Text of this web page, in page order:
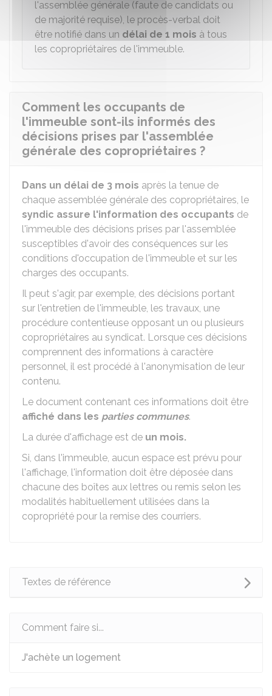
l'assemblée générale (faute de candidats ou
de majorité requise), le procès-verbal doit
être notifié dans un délai de 1 mois à tous
les copropriétaires de l'immeuble.
Comment les occupants de
l'immeuble sont-ils informés des
décisions prises par l'assemblée
générale des copropriétaires ?
Dans un délai de 3 mois après la tenue de
chaque assemblée générale des copropriétaires, le
syndic assure l'information des occupants de
l'immeuble des décisions prises par l'assemblée
susceptibles d'avoir des conséquences sur les
conditions d'occupation de l'immeuble et sur les
charges des occupants.
Il peut s'agir, par exemple, des décisions portant
sur l'entretien de l'immeuble, les travaux, une
procédure contentieuse opposant un ou plusieurs
copropriétaires au syndicat. Lorsque ces décisions
comprennent des informations à caractère
personnel, il est procédé à l'anonymisation de leur
contenu.
Le document contenant ces informations doit être
affiché dans les parties communes.
La durée d'affichage est de un mois.
Si, dans l'immeuble, aucun espace est prévu pour
l'affichage, l'information doit être déposée dans
chacune des boîtes aux lettres ou remis selon les
modalités habituellement utilisées dans la
copropriété pour la remise des courriers.
Textes de référence
Comment faire si...
J'achète un logement